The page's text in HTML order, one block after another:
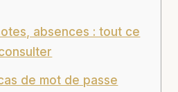
absences : tout ce
de mot de passe